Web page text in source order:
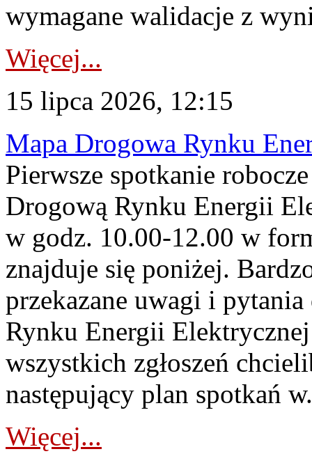
wymagane walidacje z
Więcej...
15 lipca 2026, 12:15
Mapa Drogowa Rynku
Pierwsze spotkanie
Drogową Rynku Energii
w godz. 10.00-12.00 w
znajduje się poniżej.
przekazane uwagi i
Rynku Energii
wszystkich zgłoszeń
następujący plan spotkań
Więcej...